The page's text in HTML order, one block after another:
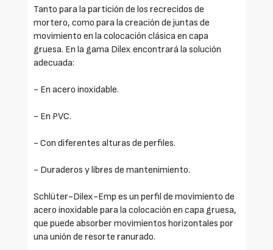
Tanto para la partición de los recrecidos de
mortero, como para la creación de juntas de
movimiento en la colocación clásica en capa
gruesa. En la gama Dilex encontrará la solución
adecuada:
- En acero inoxidable.
- En PVC.
- Con diferentes alturas de perfiles.
- Duraderos y libres de mantenimiento.
Schlüter-Dilex-Emp es un perfil de movimiento de
acero inoxidable para la colocación en capa gruesa,
que puede absorber movimientos horizontales por
una unión de resorte ranurado.